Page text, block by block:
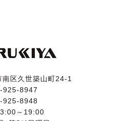
区久世築山町24-1
925-8947
925-8948
～19:00